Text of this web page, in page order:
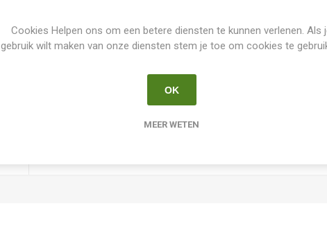
Iris Germanica Intermediair
Cookies Helpen ons om een betere diensten te kunnen verlenen. Als
gebruik wilt maken van onze diensten stem je toe om cookies te
OK
MEER WETEN